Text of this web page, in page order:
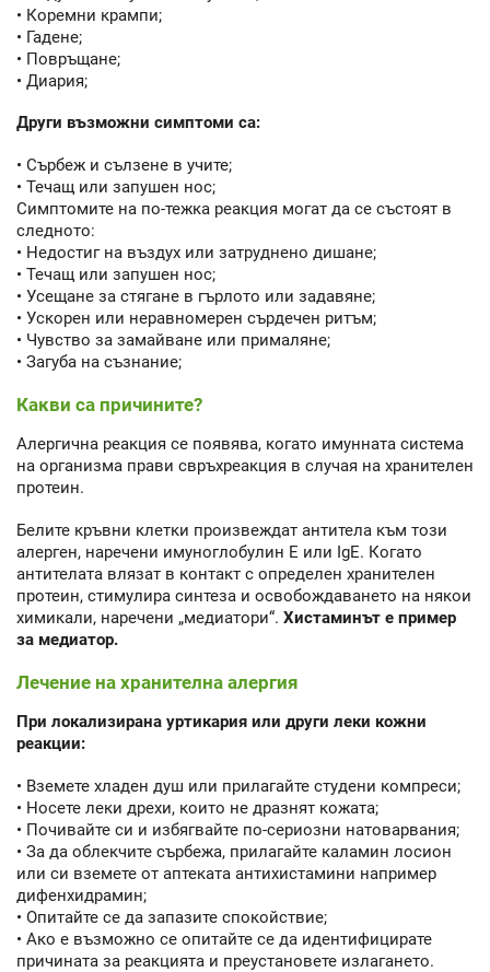
• Коремни крампи;
• Гадене;
• Повръщане;
• Диария;
Други възможни симптоми са:
• Сърбеж и сълзене в учите;
• Течащ или запушен нос;
Симптомите на по-тежка реакция могат да се състоят в
следното:
• Недостиг на въздух или затруднено дишане;
• Течащ или запушен нос;
• Усещане за стягане в гърлото или задавяне;
• Ускорен или неравномерен сърдечен ритъм;
• Чувство за замайване или прималяне;
• Загуба на съзнание;
Какви са причините?
Алергична реакция се появява, когато имунната система
на организма прави свръхреакция в случая на хранителен
протеин.
Белите кръвни клетки произвеждат антитела към този
алерген, наречени имуноглобулин Е или IgE. Когато
антителата влязат в контакт с определен хранителен
протеин, стимулира синтеза и освобождаването на някои
химикали, наречени „медиатори“. Хистаминът е пример
за медиатор.
Лечение на хранителна алергия
При локализирана уртикария или други леки кожни
реакции:
• Вземете хладен душ или прилагайте студени компреси;
• Носете леки дрехи, които не дразнят кожата;
• Почивайте си и избягвайте по-сериозни натоварвания;
• За да облекчите сърбежа, прилагайте каламин лосион
или си вземете от аптеката антихистамини например
дифенхидрамин;
• Опитайте се да запазите спокойствие;
• Ако е възможно се опитайте се да идентифицирате
причината за реакцията и преустановете излагането.